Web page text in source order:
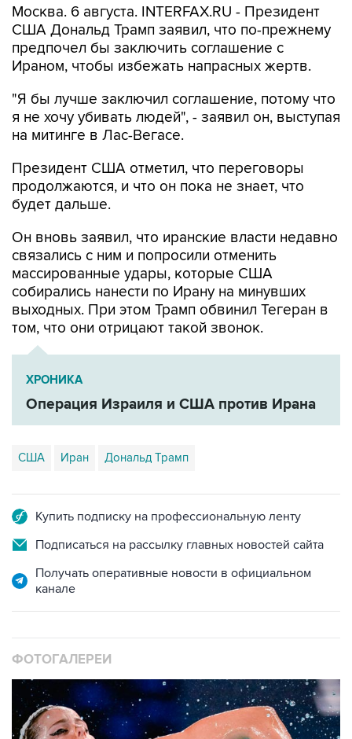
Москва. 6 августа. INTERFAX.RU - Президент
США Дональд Трамп заявил, что по-прежнему
предпочел бы заключить соглашение с
Ираном, чтобы избежать напрасных жертв.
"Я бы лучше заключил соглашение, потому что
я не хочу убивать людей", - заявил он, выступая
на митинге в Лас-Вегасе.
Президент США отметил, что переговоры
продолжаются, и что он пока не знает, что
будет дальше.
Он вновь заявил, что иранские власти недавно
связались с ним и попросили отменить
массированные удары, которые США
собирались нанести по Ирану на минувших
выходных. При этом Трамп обвинил Тегеран в
том, что они отрицают такой звонок.
ХРОНИКА
Операция Израиля и США против Ирана
США Иран Дональд Трамп
Купить подписку на профессиональную ленту
Подписаться на рассылку главных новостей сайта
Получать оперативные новости в официальном
канале
ФОТОГАЛЕРЕИ